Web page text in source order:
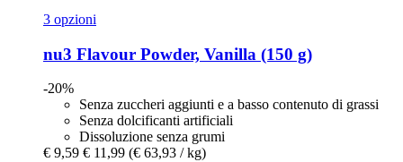
3 opzioni
nu3 Flavour Powder, Vanilla (150 g)
-20%
Senza zuccheri aggiunti e a basso contenuto di grassi
Senza dolcificanti artificiali
Dissoluzione senza grumi
€ 9,59 € 11,99 (€ 63,93 / kg)